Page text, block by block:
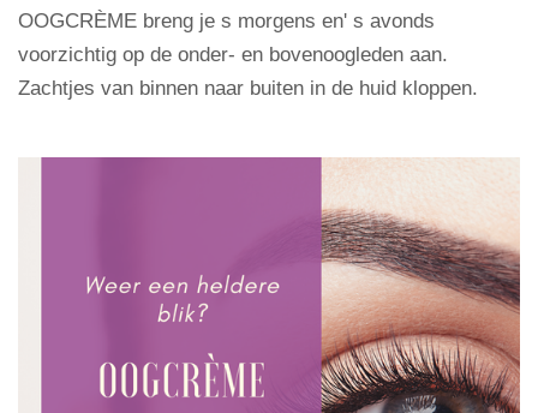
OOGCRÈME breng je s morgens en' s avonds
voorzichtig op de onder- en bovenoogleden aan.
Zachtjes van binnen naar buiten in de huid kloppen.